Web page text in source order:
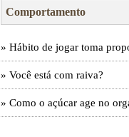
Comportamento
» Hábito de jogar toma
» Você está com raiva?
» Como o açúcar age no